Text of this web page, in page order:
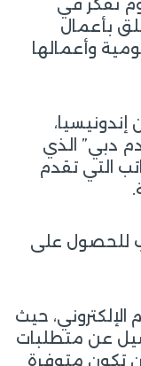
تفكر في
بأعمال
وأعمالها
دبي” الذي
التي تقدم
للحصول على
حيث
عن متطلبات
تكون متوفرة